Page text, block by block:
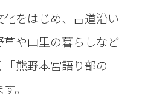
をはじめ、古道沿い
や山里の暮らしなど
熊野本宮語り部の
。